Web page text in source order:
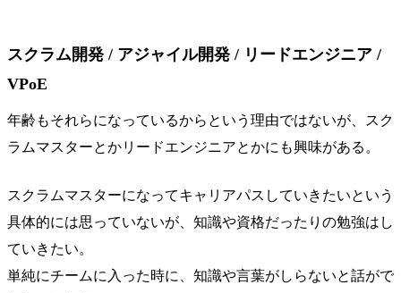
スクラム開発 / アジャイル開発 / リードエンジニア /
VPoE
年齢もそれらになっているからという理由ではないが、スク
ラムマスターとかリードエンジニアとかにも興味がある。
スクラムマスターになってキャリアパスしていきたいという
具体的には思っていないが、知識や資格だったりの勉強はし
ていきたい。
単純にチームに入った時に、知識や言葉がしらないと話がで